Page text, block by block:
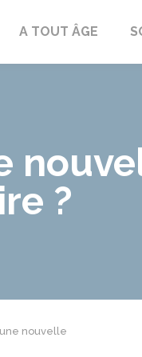
A TOUT ÂGE
?
nouvelle